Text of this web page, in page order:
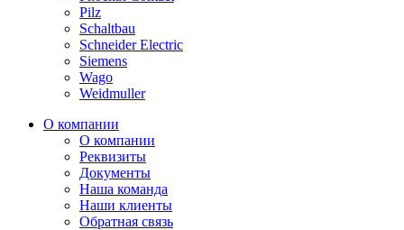
Pilz
Schaltbau
Schneider Electric
Siemens
Wago
Weidmuller
О компании
О компании
Реквизиты
Документы
Наша команда
Наши клиенты
Обратная связь